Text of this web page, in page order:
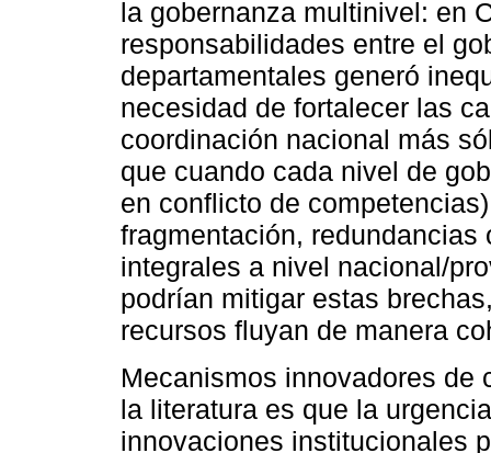
la gobernanza multinivel: en
responsabilidades entre el
departamentales generó
necesidad de fortalecer las
coordinación nacional más
que cuando cada nivel de
en conflicto de
fragmentación,
integrales a nivel nacional/
podrían mitigar estas
recursos fluyan de manera
Mecanismos innovadores de
la literatura es que la
innovaciones institucionales